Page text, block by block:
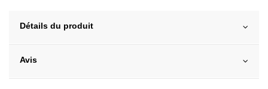
Détails du produit
Avis